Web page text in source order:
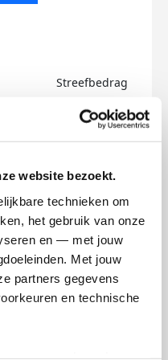
website bezoekt.
technieken om
het gebruik van onze
en — met jouw
Met jouw
partners gegevens
en technische
Streefbedrag